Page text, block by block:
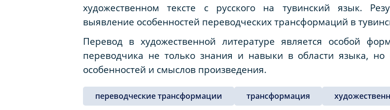
художественном тексте с русского на тувинский язык.
выявление особенностей переводческих трансформаций в
Перевод в художественной литературе является особой
переводчика не только знания и навыки в области языка, но
особенностей и смыслов произведения.
переводческие трансформации трансформация